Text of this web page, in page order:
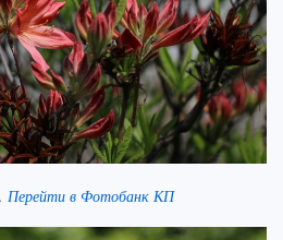
Перейти в Фотобанк КП